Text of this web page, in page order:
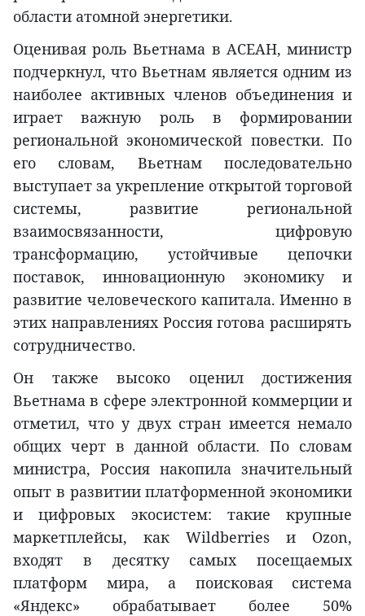
области атомной энергетики.
Оценивая роль Вьетнама в АСЕАН, министр
подчеркнул, что Вьетнам является одним из
наиболее активных членов объединения и
играет важную роль в формировании
региональной экономической повестки. По
его словам, Вьетнам последовательно
выступает за укрепление открытой торговой
системы, развитие региональной
взаимосвязанности, цифровую
трансформацию, устойчивые цепочки
поставок, инновационную экономику и
развитие человеческого капитала. Именно в
этих направлениях Россия готова расширять
сотрудничество.
Он также высоко оценил достижения
Вьетнама в сфере электронной коммерции и
отметил, что у двух стран имеется немало
общих черт в данной области. По словам
министра, Россия накопила значительный
опыт в развитии платформенной экономики
и цифровых экосистем: такие крупные
маркетплейсы, как Wildberries и Ozon,
входят в десятку самых посещаемых
платформ мира, а поисковая система
«Яндекс» обрабатывает более 50%